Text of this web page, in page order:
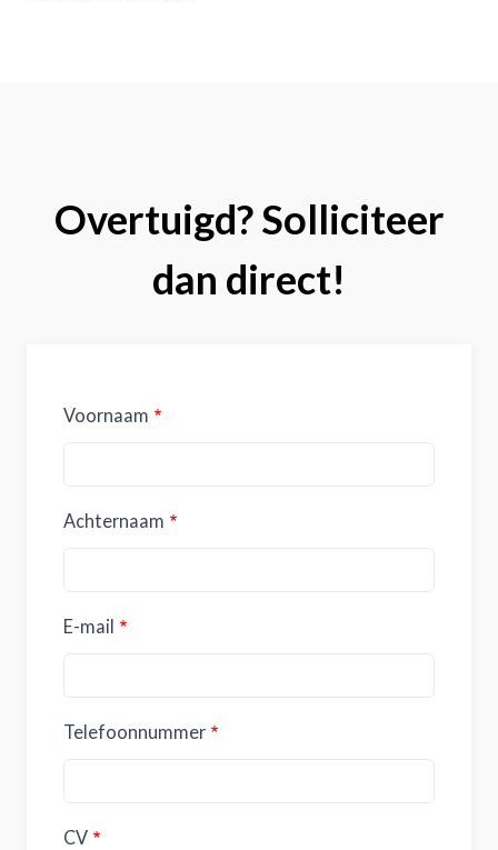
Overtuigd? Solliciteer
dan direct!
Voornaam
Achternaam
E-mail
Telefoonnummer
CV